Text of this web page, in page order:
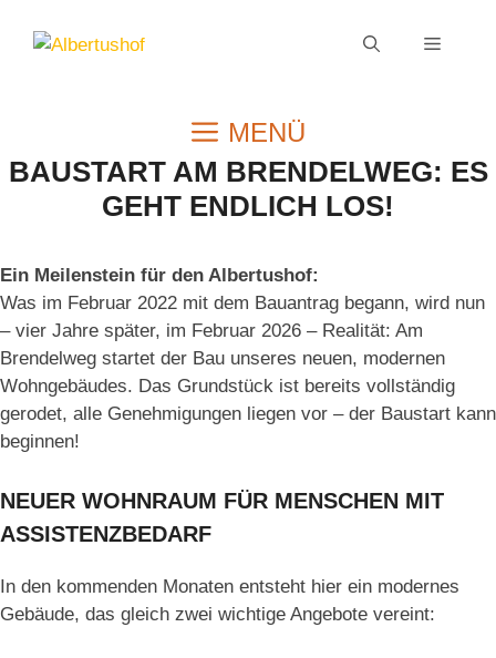
Inhalt
MENÜ
MENÜ
BAUSTART AM BRENDELWEG: ES
GEHT ENDLICH LOS!
Ein Meilenstein für den Albertushof:
Was im Februar 2022 mit dem Bauantrag begann, wird nun
– vier Jahre später, im Februar 2026 – Realität: Am
Brendelweg startet der Bau unseres neuen, modernen
Wohngebäudes. Das Grundstück ist bereits vollständig
gerodet, alle Genehmigungen liegen vor – der Baustart kann
beginnen!
NEUER WOHNRAUM FÜR MENSCHEN MIT
ASSISTENZBEDARF
In den kommenden Monaten entsteht hier ein modernes
Gebäude, das gleich zwei wichtige Angebote vereint: